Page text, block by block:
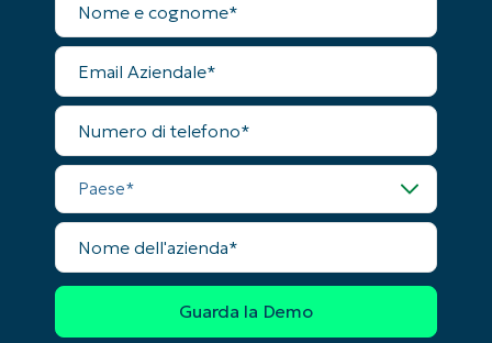
completo
Email
Aziendale
Numero
telefono
Paese
Nome
dell'azienda
and
last
name*
Business
email*
Phone
number*
Paese
Company